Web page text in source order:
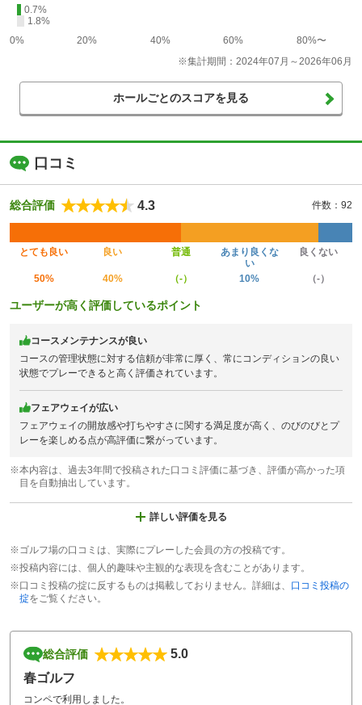
0.7%
1.8%
0%
20% 40% 60%
80%〜
※集計期間：2024年07月～2026年06月
ホールごとのスコアを見る
口コミ
総合評価 4.3 件数：92
とても良い 良い 普通
あまり良くな
い
良くない
50% 40% （-） 10% （-）
ユーザーが高く評価しているポイント
コースメンテナンスが良い
コースの管理状態に対する信頼が非常に厚く、常にコンディションの良い
状態でプレーできると高く評価されています。
フェアウェイが広い
フェアウェイの開放感や打ちやすさに関する満足度が高く、のびのびとプ
レーを楽しめる点が高評価に繋がっています。
※本内容は、過去3年間で投稿された口コミ評価に基づき、評価が高かった項
目を自動抽出しています。
詳しい評価を見る
※ゴルフ場の口コミは、実際にプレーした会員の方の投稿です。
※投稿内容には、個人的趣味や主観的な表現を含むことがあります。
※口コミ投稿の掟に反するものは掲載しておりません。詳細は、 口コミ投稿の
掟をご覧ください。
総合評価
5.0
春ゴルフ
コンペで利用しました。